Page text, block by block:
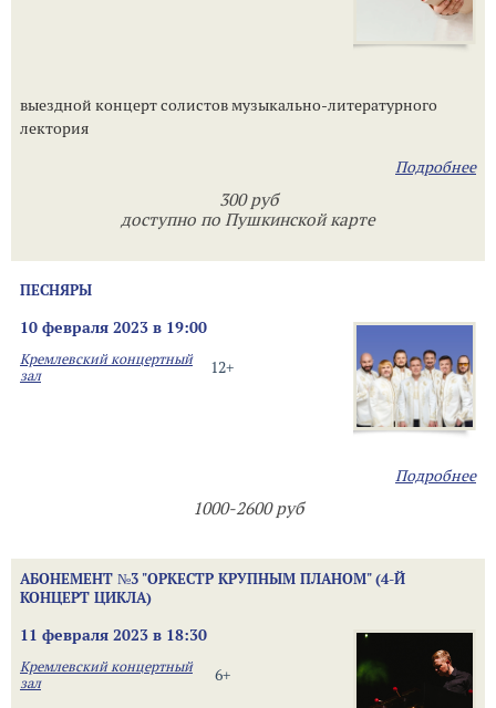
выездной концерт солистов музыкально-литературного
лектория
Подробнее
300 руб
доступно по Пушкинской карте
ПЕСНЯРЫ
10 февраля 2023 в 19:00
12+
Кремлевский концертный
зал
Подробнее
1000-2600 руб
АБОНЕМЕНТ №3 "ОРКЕСТР КРУПНЫМ ПЛАНОМ" (4-Й
КОНЦЕРТ ЦИКЛА)
11 февраля 2023 в 18:30
6+
Кремлевский концертный
зал